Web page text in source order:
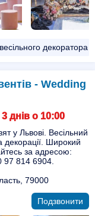
декоратора
- Wedding
днів о 10:00
у Львові. Весільний
декорації. Широкий
за адресою:
97 814 6904.
79000
Подзвонити